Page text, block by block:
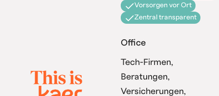
Vorsorgen vor Ort
Zentral transparent
Office
Tech-Firmen,
Beratungen,
Versicherungen,